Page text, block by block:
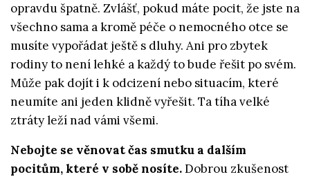
opravdu špatně. Zvlášť, pokud máte pocit, že jste na
všechno sama a kromě péče o nemocného otce se
musíte vypořádat ještě s dluhy. Ani pro zbytek
rodiny to není lehké a každý to bude řešit po svém.
Může pak dojít i k odcizení nebo situacím, které
neumíte ani jeden klidně vyřešit. Ta tíha velké
ztráty leží nad vámi všemi.
Nebojte se věnovat čas smutku a dalším
pocitům, které v sobě nosíte.Dobrou zkušenost